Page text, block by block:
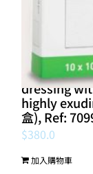
(盒
dressing
highly
盒), Ref:
$380.0
加入購物車